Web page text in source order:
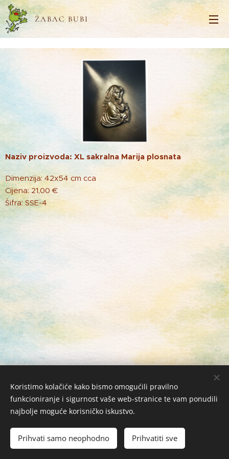
ŽABAC BUBI
Naziv proizvoda: XL sakralna Marija plosnata
Dimenzija: 42x54 cm cca
Cijena: 21,00 €
Šifra: SSE-4
Žabac Bubi j.d.o.o. © 2026 Sva prava zadržana
Kolačići
Koristimo kolačiće kako bismo omogućili pravilno
funkcioniranje i sigurnost vaše web-stranice te vam ponudili
najbolje moguće korisničko iskustvo.
Prihvati samo neophodno Prihvatiti sve